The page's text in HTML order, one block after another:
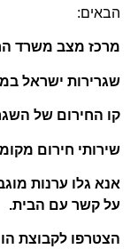
הבאים:
מרכז מצב משרד
שגרירות ישראל
קו החירום של
שירותי חירום
אנא גלו ערנות
על קשר עם הבית.
הצטרפו לקבוצת